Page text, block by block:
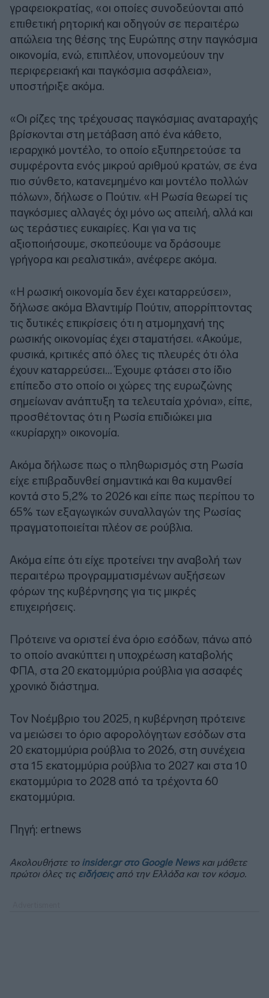
γραφειοκρατίας, «οι οποίες συνοδεύονται από
επιθετική ρητορική και οδηγούν σε περαιτέρω
απώλεια της θέσης της Ευρώπης στην παγκόσμια
οικονομία, ενώ, επιπλέον, υπονομεύουν την
περιφερειακή και παγκόσμια ασφάλεια»,
υποστήριξε ακόμα.
«Οι ρίζες της τρέχουσας παγκόσμιας αναταραχής
βρίσκονται στη μετάβαση από ένα κάθετο,
ιεραρχικό μοντέλο, το οποίο εξυπηρετούσε τα
συμφέροντα ενός μικρού αριθμού κρατών, σε ένα
πιο σύνθετο, κατανεμημένο και μοντέλο πολλών
πόλων», δήλωσε ο Πούτιν. «Η Ρωσία θεωρεί τις
παγκόσμιες αλλαγές όχι μόνο ως απειλή, αλλά και
ως τεράστιες ευκαιρίες. Και για να τις
αξιοποιήσουμε, σκοπεύουμε να δράσουμε
γρήγορα και ρεαλιστικά», ανέφερε ακόμα.
«Η ρωσική οικονομία δεν έχει καταρρεύσει»,
δήλωσε ακόμα Βλαντιμίρ Πούτιν, απορρίπτοντας
τις δυτικές επικρίσεις ότι η ατμομηχανή της
ρωσικής οικονομίας έχει σταματήσει. «Ακούμε,
φυσικά, κριτικές από όλες τις πλευρές ότι όλα
έχουν καταρρεύσει… Έχουμε φτάσει στο ίδιο
επίπεδο στο οποίο οι χώρες της ευρωζώνης
σημείωναν ανάπτυξη τα τελευταία χρόνια», είπε,
προσθέτοντας ότι η Ρωσία επιδιώκει μια
«κυρίαρχη» οικονομία.
Ακόμα δήλωσε πως ο πληθωρισμός στη Ρωσία
είχε επιβραδυνθεί σημαντικά και θα κυμανθεί
κοντά στο 5,2% το 2026 και είπε πως περίπου το
65% των εξαγωγικών συναλλαγών της Ρωσίας
πραγματοποιείται πλέον σε ρούβλια.
Ακόμα είπε ότι είχε προτείνει την αναβολή των
περαιτέρω προγραμματισμένων αυξήσεων
φόρων της κυβέρνησης για τις μικρές
επιχειρήσεις.
Πρότεινε να οριστεί ένα όριο εσόδων, πάνω από
το οποίο ανακύπτει η υποχρέωση καταβολής
ΦΠΑ, στα 20 εκατομμύρια ρούβλια για ασαφές
χρονικό διάστημα.
Τον Νοέμβριο του 2025, η κυβέρνηση πρότεινε
να μειώσει το όριο αφορολόγητων εσόδων στα
20 εκατομμύρια ρούβλια το 2026, στη συνέχεια
στα 15 εκατομμύρια ρούβλια το 2027 και στα 10
εκατομμύρια το 2028 από τα τρέχοντα 60
εκατομμύρια.
Πηγή: ertnews
Ακολουθήστε το insider.gr στο Google Newsκαι μάθετε
πρώτοι όλες τις ειδήσειςαπό την Ελλάδα και τον κόσμο.